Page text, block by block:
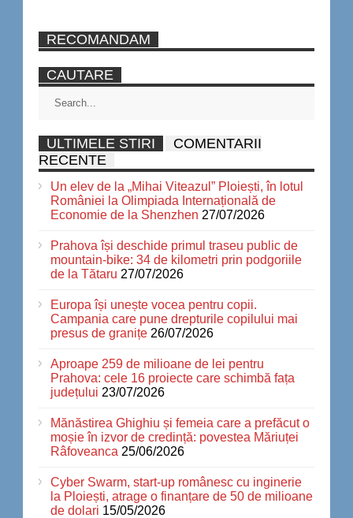
RECOMANDAM
CAUTARE
ULTIMELE STIRI
COMENTARII
RECENTE
Un elev de la „Mihai Viteazul” Ploiești, în lotul
României la Olimpiada Internațională de
Economie de la Shenzhen 27/07/2026
Prahova își deschide primul traseu public de
mountain-bike: 34 de kilometri prin podgoriile
de la Tătaru 27/07/2026
Europa își unește vocea pentru copii.
Campania care pune drepturile copilului mai
presus de granițe 26/07/2026
Aproape 259 de milioane de lei pentru
Prahova: cele 16 proiecte care schimbă fața
județului 23/07/2026
Mănăstirea Ghighiu și femeia care a prefăcut o
moșie în izvor de credință: povestea Măriuței
Râfoveanca 25/06/2026
Cyber Swarm, start-up românesc cu inginerie
la Ploiești, atrage o finanțare de 50 de milioane
de dolari 15/05/2026